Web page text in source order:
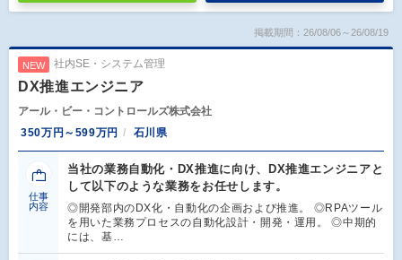
掲載期間：26/08/06～26/08/19
NEW 社内SE・システム管理
DX推進エンジニア
アール・ビー・コントロールズ株式会社
350万円～599万円
石川県
仕事
内容
当社の業務自動化・DX推進に向け、DX推進エンジニアと
して以下のような業務をお任せします。
◎開発部内のDX化・自動化の企画および推進。 ◎RPAツール
を用いた業務プロセスの自動化設計・開発・運用。 ◎中期的
には、基…